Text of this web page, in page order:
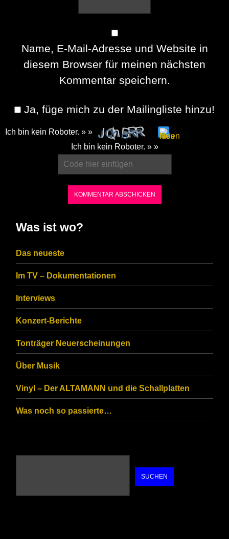
Name, E-Mail-Adresse und Website in
diesem Browser für meinen nächsten
Kommentar speichern.
Ja, füge mich zu der Mailingliste hinzu!
Ich bin kein Roboter. » »
CAPTCHA
ensure
that
you
are
human.
Ich bin kein Roboter. » »
Was ist wo?
Das neueste
Im TV – Dokumentationen
Interviews
Konzert-Berichte
Tonträger Neuerscheinungen
Über Musik
Vinyl – Der ALTAMANN und die Schallplatten
Was noch so passierte…
SUCHEN